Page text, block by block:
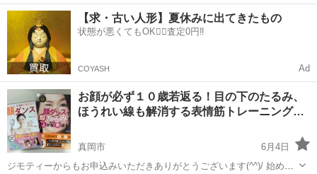
したの？」と言われてしまうほど、お顔が若返る おきゃんママ考案の
表情筋トレーニング “たるみ改善！顔ダンス”のレッスンがお隣の栃木
県で受けられ...
栃木 真岡市 リフトアップ 表情筋
【求・古い人形】夏休みに出てきたもの
状態が悪くてもOK🙆‍♀️査定0円‼️
COYASH Ad
お顔が必ず１０歳若返る！目の下のたるみ、
ほうれい線も解消する表情筋トレーニング…
真岡市
6月4日
ジモティーからもお申込みいただきありがとうございます(^^)/ 始めた